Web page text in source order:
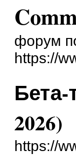
форум
https://
Бета-
2026)
https://